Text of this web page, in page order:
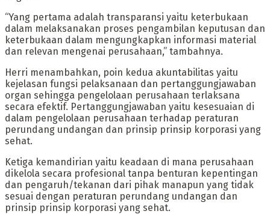
“Yang pertama adalah transparansi yaitu keterbukaan
dalam melaksanakan proses pengambilan keputusan dan
keterbukaan dalam mengungkapkan informasi material
dan relevan mengenai perusahaan,” tambahnya.
Herri menambahkan, poin kedua akuntabilitas yaitu
kejelasan fungsi pelaksanaan dan pertanggungjawaban
organ sehingga pengelolaan perusahaan terlaksana
secara efektif. Pertanggungjawaban yaitu kesesuaian di
dalam pengelolaan perusahaan terhadap peraturan
perundang undangan dan prinsip prinsip korporasi yang
sehat.
Ketiga kemandirian yaitu keadaan di mana perusahaan
dikelola secara profesional tanpa benturan kepentingan
dan pengaruh/tekanan dari pihak manapun yang tidak
sesuai dengan peraturan perundang undangan dan
prinsip prinsip korporasi yang sehat.